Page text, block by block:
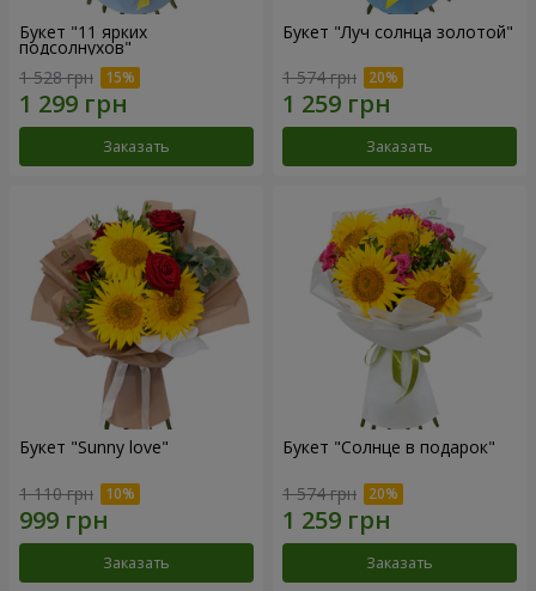
Букет "11 ярких
подсолнухов"
1 528 грн
Заказать
Букет "Луч солнца золотой"
1 574 грн
Заказать
Букет "Sunny love"
1 110 грн
Заказать
Букет "Солнце в подарок"
1 574 грн
Заказать